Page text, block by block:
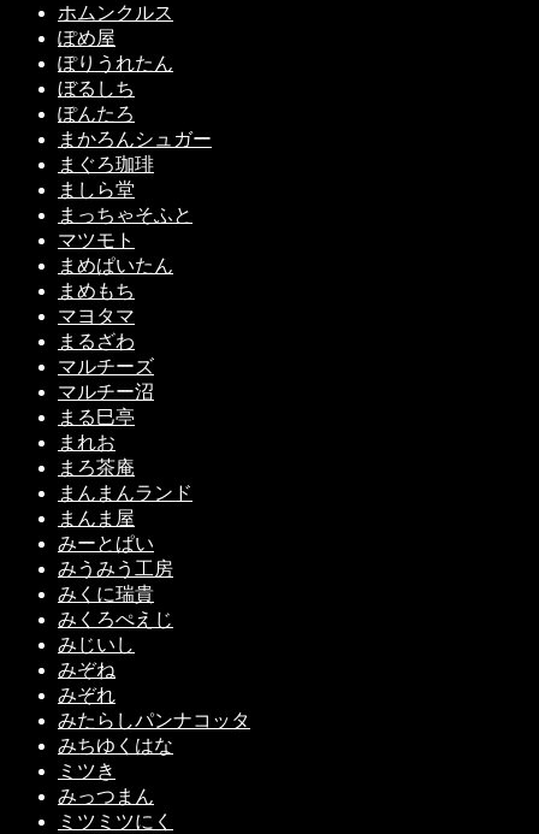
ホムンクルス
ぽめ屋
ぽりうれたん
ぼるしち
ぽんたろ
まかろんシュガー
まぐろ珈琲
ましら堂
まっちゃそふと
マツモト
まめぱいたん
まめもち
マヨタマ
まるざわ
マルチーズ
マルチー沼
まる巳亭
まれお
まろ茶庵
まんまんランド
まんま屋
みーとぱい
みうみう工房
みくに瑞貴
みくろぺえじ
みじいし
みぞね
みぞれ
みたらしパンナコッタ
みちゆくはな
ミツき
みっつまん
ミツミツにく